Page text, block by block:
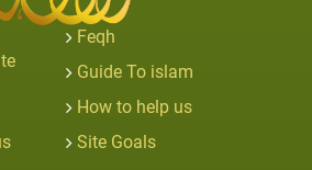
Feqh
Guide To islam
How to help us
Site Goals